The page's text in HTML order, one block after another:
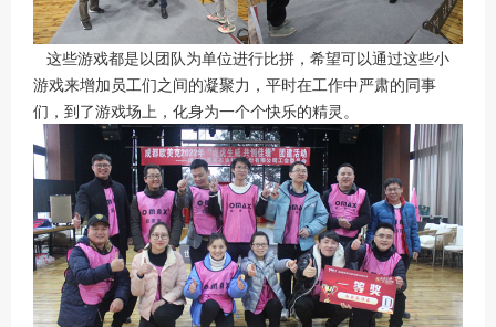
这些游戏都是以团队为单位进行比拼，希望可以通过这些小
游戏来增加员工们之间的凝聚力，平时在工作中严肃的同事
们，到了游戏场上，化身为一个个快乐的精灵。